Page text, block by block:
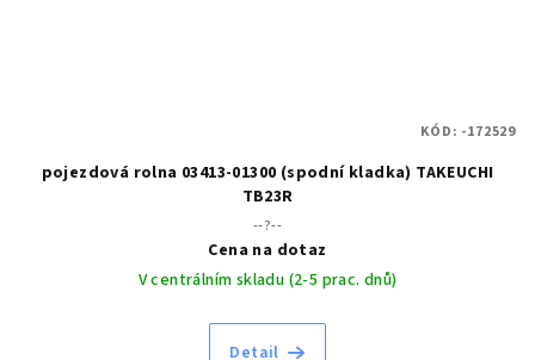
pojezdová rolna 03413-01300 (spodní kladka) TAKEUCHI
TB23R
--?--
Cena na dotaz
V centrálním skladu (2-5 prac. dnů)
Detail
KÓD: -172529